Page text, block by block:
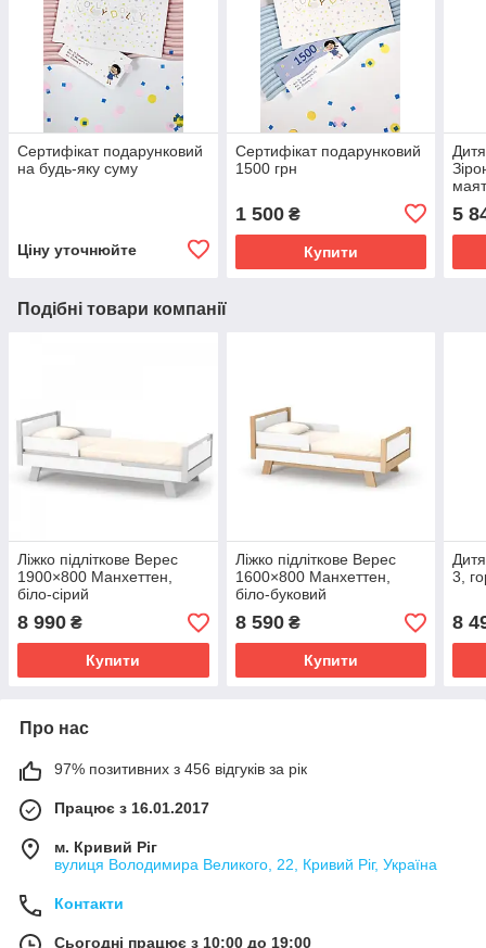
Сертифікат подарунковий
на будь-яку суму
Ціну уточнюйте
Сертифікат подарунковий
1500 грн
1 500₴
Купити
5
Подібні товари компанії
Ліжко підліткове Верес
1900×800 Манхеттен,
біло-сірий
8 990 ₴
Купити
Ліжко підліткове Верес
1600×800 Манхеттен,
біло-буковий
8 590₴
Купити
3,
8
Про нас
97% позитивних з 456 відгуків за рік
Працює з 16.01.2017
м. Кривий Ріг
вулиця Володимира Великого, 22, Кривий Ріг, Україна
Контакти
Сьогодні працює з 10:00 до 19:00